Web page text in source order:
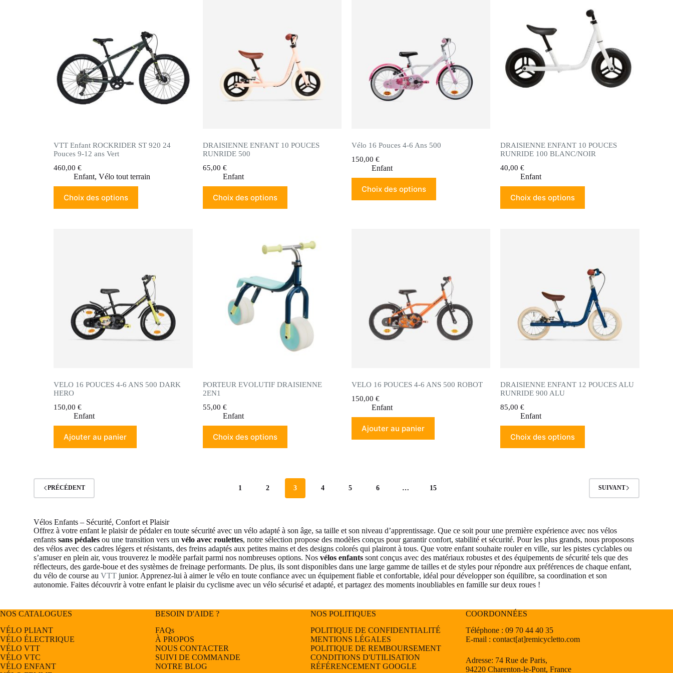
VTT Enfant ROCKRIDER ST 920 24
Pouces 9-12 ans Vert
460,00€
Enfant,Vélo tout terrain
Choix des options
DRAISIENNE ENFANT 10 POUCES
RUNRIDE 500
65,00 €
Enfant
Choix des options
Vélo 16 Pouces 4-6 Ans 500
150,00 €
Enfant
Choix des options
DRAISIENNE ENFANT 10 POUCES
RUNRIDE 100 BLANC/NOIR
40,00€
Enfant
Choix des options
VELO 16 POUCES 4-6 ANS 500 DARK
HERO
150,00€
Enfant
Ajouter au panier
PORTEUR EVOLUTIF DRAISIENNE
2EN1
55,00 €
Enfant
Choix des options
VELO 16 POUCES 4-6 ANS 500 ROBOT
150,00 €
Enfant
Ajouter au panier
DRAISIENNE ENFANT 12 POUCES ALU
RUNRIDE 900 ALU
85,00€
Enfant
Choix des options
PRÉCÉDENT 1 2 3 4 5 6 … 15 SUIVANT
Vélos Enfants – Sécurité, Confort et Plaisir
Offrez à votre enfant le plaisir de pédaler en toute sécurité avec un vélo adapté à son âge, sa taille et son niveau d’apprentissage. Que ce soit pour une première expérience avec nos vélos
enfantssans pédales ou une transition vers unvélo avec roulettes, notre sélection propose des modèles conçus pour garantir confort, stabilité et sécurité. Pour les plus grands, nous proposons
des vélos avec des cadres légers et résistants, des freins adaptés aux petites mains et des designs colorés qui plairont à tous. Que votre enfant souhaite rouler en ville, sur les pistes cyclables ou
s’amuser en plein air, vous trouverez le modèle parfait parmi nos nombreuses options. Nosvélos enfants sont conçus avec des matériaux robustes et des équipements de sécurité tels que des
réflecteurs, des garde-boue et des systèmes de freinage performants. De plus, ils sont disponibles dans une large gamme de tailles et de styles pour répondre aux préférences de chaque enfant,
du vélo de course auVTT junior. Apprenez-lui à aimer le vélo en toute confiance avec un équipement fiable et confortable, idéal pour développer son équilibre, sa coordination et son
autonomie. Faites découvrir à votre enfant le plaisir du cyclisme avec un vélo sécurisé et adapté, et partagez des moments inoubliables en famille sur deux roues !
NOS CATALOGUES
VÉLO PLIANT
VÉLO ÉLECTRIQUE
VÉLO VTT
VÉLO VTC
VÉLO ENFANT
BESOIN D'AIDE ?
FAQs
À PROPOS
NOUS CONTACTER
SUIVI DE COMMANDE
NOTRE BLOG
NOS POLITIQUES
POLITIQUE DE CONFIDENTIALITÉ
MENTIONS LÉGALES
POLITIQUE DE REMBOURSEMENT
CONDITIONS D'UTILISATION
RÉFÉRENCEMENT GOOGLE
COORDONNÉES
Téléphone : 09 70 44 40 35
E-mail : contact[at]remicycletto.com
Adresse: 74 Rue de Paris,
94220 Charenton-le-Pont, France